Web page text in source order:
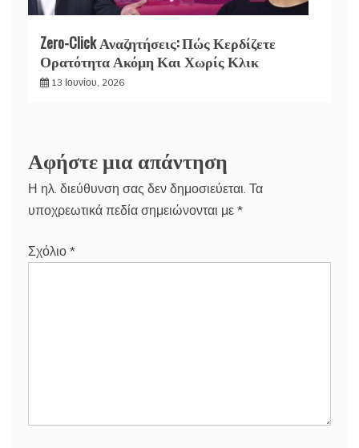
Zero-Click Αναζητήσεις: Πώς Κερδίζετε
Ορατότητα Ακόμη Και Χωρίς Κλικ
13 Ιουνίου, 2026
Αφήστε μια απάντηση
Η ηλ. διεύθυνση σας δεν δημοσιεύεται. Τα
υποχρεωτικά πεδία σημειώνονται με *
Σχόλιο *